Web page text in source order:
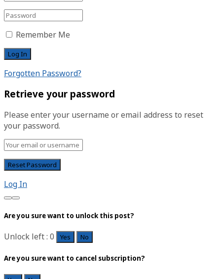
Remember Me
Forgotten Password?
Retrieve your password
Please enter your username or email address to reset
your password.
Log In
Are you sure want to unlock this post?
Unlock left : 0 Yes No
Are you sure want to cancel subscription?